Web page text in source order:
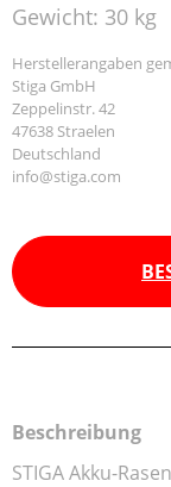
Gewicht: 30 kg
Herstellerangaben
Stiga GmbH
Zeppelinstr. 42
47638 Straelen
Deutschland
info@stiga.com
Beschreibung
STIGA Akku-